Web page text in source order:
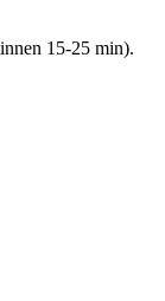
15-25 min).